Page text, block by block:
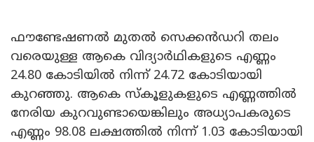
ഫൗണ്ടേഷണൽ മുതൽ സെക്കൻഡറി തലം
വരെയുള്ള ആകെ വിദ്യാർഥികളുടെ എണ്ണം
24.80 കോടിയിൽ നിന്ന് 24.72 കോടിയായി
കുറഞ്ഞു. ആകെ സ്കൂളുകളുടെ എണ്ണത്തിൽ
നേരിയ കുറവുണ്ടായെങ്കിലും അധ്യാപകരുടെ
എണ്ണം 98.08 ലക്ഷത്തിൽ നിന്ന് 1.03 കോടിയായി